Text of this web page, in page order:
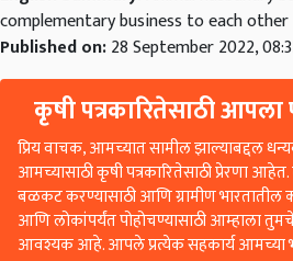
complementary business to each other
Published on:28 September 2022,
कृषी पत्रकारितेसाठी आपला
प्रिय वाचक, आमच्यात सामील झाल्याबद्दल
आमच्यासाठी कृषी पत्रकारितेसाठी प्रेरणा
बळकट करण्यासाठी आणि ग्रामीण
आणि लोकांपर्यंत पोहोचण्यासाठी आम्हाला
आवश्यक आहे. आपले प्रत्येक सहकार्य आमच्या